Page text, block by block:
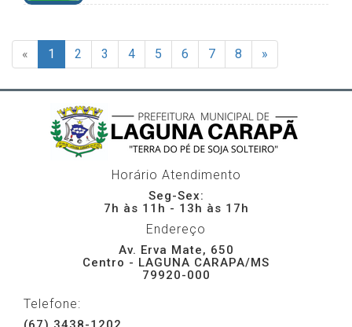
« 1 2 3 4 5 6 7 8 »
Horário Atendimento
Seg-Sex:
7h às 11h - 13h às 17h
Endereço
Av. Erva Mate, 650
Centro - LAGUNA CARAPA/MS
79920-000
Telefone: